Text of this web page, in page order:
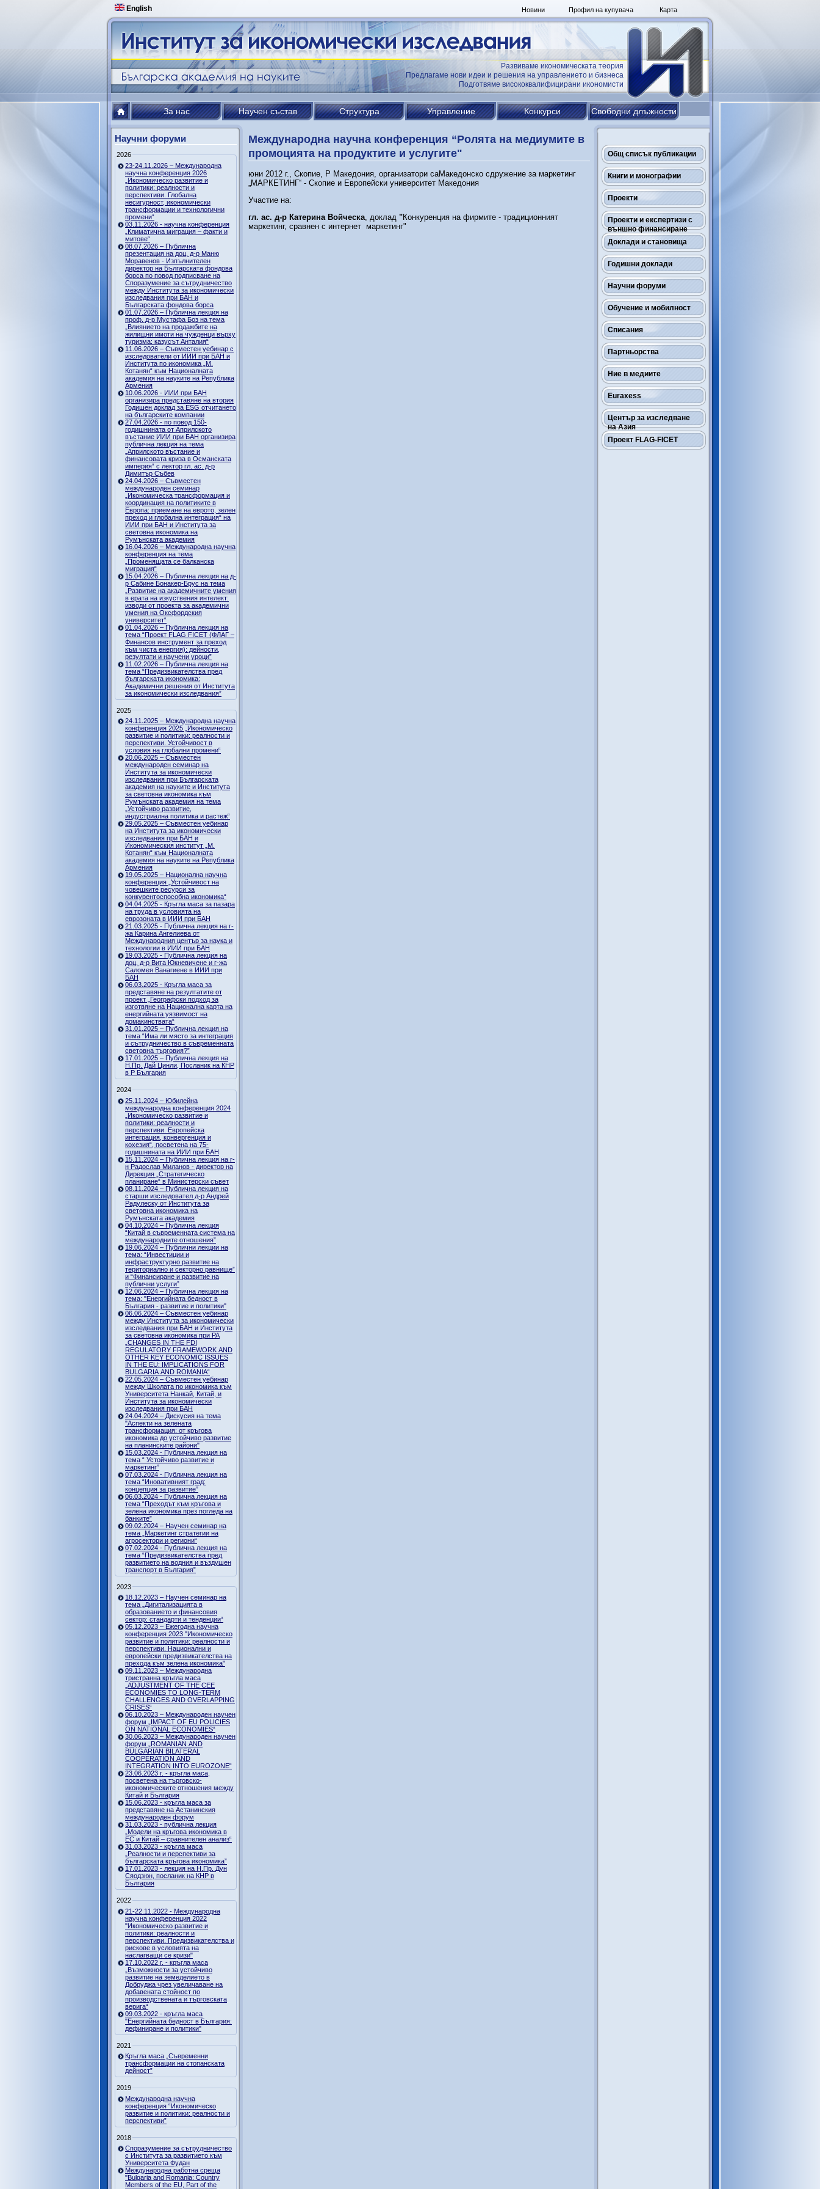
English Карта
Профил на купувача
Новини
Развиваме икономическата теория
Предлагаме нови идеи и решения на управлението и бизнеса
Подготвяме висококвалифицирани икономисти
За нас Научен състав Структура Управление Конкурси Свободни длъжности
Общ списък публикации
Книги и монографии
Проекти
Проекти и експертизи с
външно финансиране
Доклади и становища
Годишни доклади
Научни форуми
Обучение и мобилност
Списания
Партньорства
Ние в медиите
Euraxess
Център за изследване
на Азия
Проект FLAG-FICET
Научни форуми
2026
23-24.11.2026 – Международна
научна конференция 2026
„Икономическо развитие и
политики: реалности и
перспективи. Глобална
несигурност, икономически
трансформации и технологични
промени“
03.11.2026 - научна конференция
„Климатична миграция – факти и
митове“
08.07.2026 – Публична
презентация на доц. д-р Маню
Моравенов - Изпълнителен
директор на Българската фондова
борса по повод подписване на
Споразумение за сътрудничество
между Института за икономически
изследвания при БАН и
Българската фондова борса
01.07.2026 – Публична лекция на
проф. д-р Мустафа Боз на тема
„Влиянието на продажбите на
жилищни имоти на чужденци върху
туризма: казусът Анталия“
11.06.2026 – Съвместен уебинар с
изследователи от ИИИ при БАН и
Института по икономика „М.
Котанян“ към Националната
академия на науките на Република
Армения
10.06.2026 - ИИИ при БАН
организира представяне на втория
Годишен доклад за ESG отчитането
на българските компании
27.04.2026 - по повод 150-
годишнината от Априлското
въстание ИИИ при БАН организира
публична лекция на тема
„Априлското въстание и
финансовата криза в Османската
империя“ с лектор гл. ас. д-р
Димитър Събев
24.04.2026 – Съвместен
международен семинар
„Икономическа трансформация и
координация на политиките в
Европа: приемане на еврото, зелен
преход и глобална интеграция“ на
ИИИ при БАН и Института за
световна икономика на
Румънската академия
16.04.2026 – Международна научна
конференция на тема
„Променящата се балканска
миграция“
15.04.2026 – Публична лекция на д-
р Сабине Бонакер-Брус на тема
„Развитие на академичните умения
в ерата на изкуствения интелект:
изводи от проекта за академични
умения на Оксфордския
университет“
01.04.2026 – Публична лекция на
тема “Проект FLAG FICET (ФЛАГ –
Финансов инструмент за преход
към чиста енергия): дейности,
резултати и научени уроци”
11.02.2026 – Публична лекция на
тема “Предизвикателства пред
българската икономика:
Академични решения от Института
за икономически изследвания”
2025
24.11.2025 – Международна научна
конференция 2025 „Икономическо
развитие и политики: реалности и
перспективи. Устойчивост в
условия на глобални промени“
20.06.2025 – Съвместен
международен семинар на
Института за икономически
изследвания при Българската
академия на науките и Института
за световна икономика към
Румънската академия на тема
„Устойчиво развитие,
индустриална политика и растеж“
29.05.2025 – Съвместен уебинар
на Института за икономически
изследвания при БАН и
Икономическия институт „М.
Котанян“ към Националната
академия на науките на Република
Армения
19.05.2025 – Национална научна
конференция „Устойчивост на
човешките ресурси за
конкурентоспособна икономика“
04.04.2025 - Кръгла маса за пазара
на труда в условията на
еврозоната в ИИИ при БАН
21.03.2025 - Публична лекция на г-
жа Карина Ангелиева от
Международния център за наука и
технологии в ИИИ при БАН
19.03.2025 - Публична лекция на
доц. д-р Вита Юкневичене и г-жа
Саломея Ванагиене в ИИИ при
БАН
06.03.2025 - Кръгла маса за
представяне на резултатите от
проект „Географски подход за
изготвяне на Национална карта на
енергийната уязвимост на
домакинствата“
31.01.2025 – Публична лекция на
тема “Има ли място за интеграция
и сътрудничество в съвременната
световна търговия?”
17.01.2025 – Публична лекция на
Н.Пр. Дай Цинли, Посланик на КНР
в Р България
2024
25.11.2024 – Юбилейна
международна конференция 2024
„Икономическо развитие и
политики: реалности и
перспективи. Европейска
интеграция, конвергенция и
кохезия“, посветена на 75-
годишнината на ИИИ при БАН
15.11.2024 – Публична лекция на г-
н Радослав Миланов - директор на
Дирекция „Стратегическо
планиране“ в Министерски съвет
08.11.2024 – Публична лекция на
старши изследовател д-р Андрей
Радулеску от Института за
световна икономика на
Румънската академия
04.10.2024 – Публична лекция
“Китай в съвременната система на
международните отношения”
19.06.2024 – Публични лекции на
тема: “Инвестиции и
инфраструктурно развитие на
териториално и секторно равнище”
и “Финансиране и развитие на
публични услуги”
12.06.2024 – Публична лекция на
тема: "Енергийната бедност в
България - развитие и политики"
06.06.2024 – Съвместен уебинар
между Института за икономически
изследвания при БАН и Института
за световна икономика при РА
„CHANGES IN THE FDI
REGULATORY FRAMEWORK AND
OTHER KEY ECONOMIC ISSUES
IN THE EU: IMPLICATIONS FOR
BULGARIA AND ROMANIA“
22.05.2024 – Съвместен уебинар
между Школата по икономика към
Университета Нанкай, Китай, и
Института за икономически
изследвания при БАН
24.04.2024 – Дискусия на тема
"Аспекти на зелената
трансформация: от кръгова
икономика до устойчиво развитие
на планинските райони"
15.03.2024 - Публична лекция на
тема “ Устойчиво развитие и
маркетинг”
07.03.2024 - Публична лекция на
тема “Иновативният град:
концепция за развитие”
06.03.2024 - Публична лекция на
тема “Преходът към кръгова и
зелена икономика през погледа на
банките”
09.02.2024 – Научен семинар на
тема „Маркетинг стратегии на
агросектори и региони“
07.02.2024 - Публична лекция на
тема “Предизвикателства пред
развитието на водния и въздушен
транспорт в България”
2023
18.12.2023 – Научен семинар на
тема „Дигитализацията в
образованието и финансовия
сектор: стандарти и тенденции“
05.12.2023 – Ежегодна научна
конференция 2023 "Икономическо
развитие и политики: реалности и
перспективи. Национални и
европейски предизвикателства на
прехода към зелена икономика"
09.11.2023 – Международна
тристранна кръгла маса
„ADJUSTMENT OF THE CEE
ECONOMIES TO LONG-TERM
CHALLENGES AND OVERLAPPING
CRISES“
06.10.2023 – Международен научен
форум „IMPACT OF EU POLICIES
ON NATIONAL ECONOMIES“
30.06.2023 – Международен научен
форум „ROMANIAN AND
BULGARIAN BILATERAL
COOPERATION AND
INTEGRATION INTO EUROZONE“
23.06.2023 г. - кръгла маса,
посветена на търговско-
икономическите отношения между
Китай и България
15.06.2023 - кръгла маса за
представяне на Астанинския
международен форум
31.03.2023 - публична лекция
„Модели на кръгова икономика в
ЕС и Китай – сравнителен анализ“
31.03.2023 - кръгла маса
„Реалности и перспективи за
българската кръгова икономика”
17.01.2023 - лекция на Н.Пр. Дун
Сяодзюн, посланик на КНР в
България
2022
21-22.11.2022 - Международна
научна конференция 2022
"Икономическо развитие и
политики: реалности и
перспективи. Предизвикателства и
рискове в условията на
наслагващи се кризи"
17.10.2022 г. - кръгла маса
„Възможности за устойчиво
развитие на земеделието в
Добруджа чрез увеличаване на
добавената стойност по
производствената и търговската
верига“
09.03.2022 - кръгла маса
"Енергийната бедност в България:
дефиниране и политики"
2021
Кръгла маса „Съвременни
трансформации на стопанската
дейност”
2019
Международна научна
конференция “Икономическо
развитие и политики: реалности и
перспективи”
2018
Споразумение за сътрудничество
с Института за развитието към
Университета Фудан
Международна работна среща
"Bulgaria and Romania: Country
Members of the EU, Part of the
Международна научна конференция “Ролята на медиумите в
промоцията на продуктите и услугите"
юни 2012 г., Скопие, Р Македония, организатори саМакедонско сдружение за маркетинг
„МАРКЕТИНГ“ - Скопие и Европейски университет Македония
Участие на:
гл. ас. д-р Катерина Войческа, доклад "Конкуренция на фирмите - традиционният
маркетинг, сравнен с интернет маркетинг"